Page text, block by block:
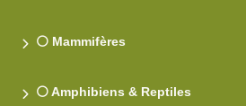
⚪ Mammifères
⚪ Amphibiens & Reptiles